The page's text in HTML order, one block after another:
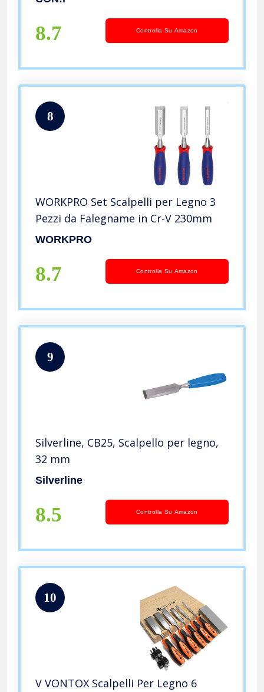
8.7 Controlla Su Amazon
8
WORKPRO Set Scalpelli per Legno 3
Pezzi da Falegname in Cr-V 230mm
WORKPRO
8.7 Controlla Su Amazon
9
Silverline, CB25, Scalpello per legno,
32 mm
Silverline
8.5 Controlla Su Amazon
10
V VONTOX Scalpelli Per Legno 6